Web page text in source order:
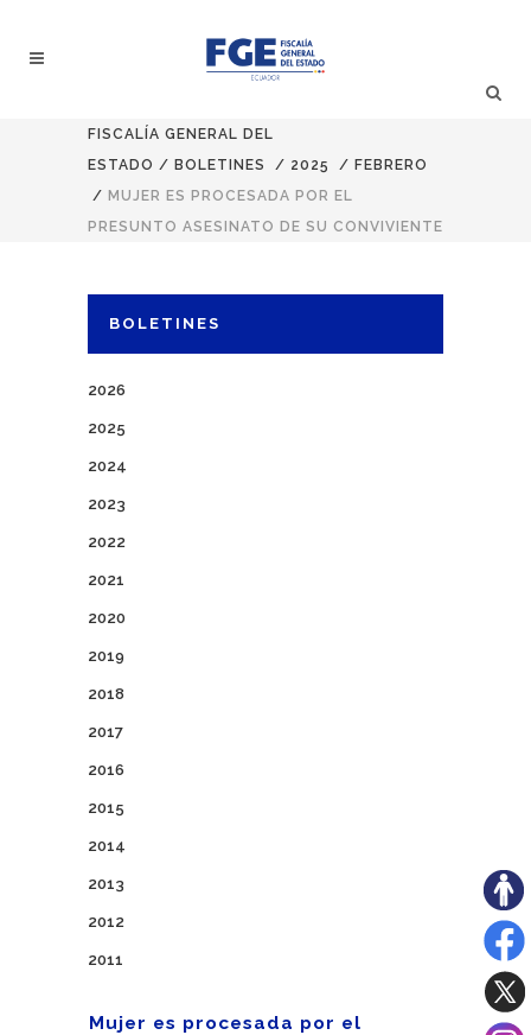
FISCALÍA GENERAL DEL
ESTADO / BOLETINES / 2025 / FEBRERO
/ MUJER ES PROCESADA POR EL
PRESUNTO ASESINATO DE SU CONVIVIENTE
BOLETINES
2026
2025
2024
2023
2022
2021
2020
2019
2018
2017
2016
2015
2014
2013
2012
2011
Mujer es procesada por el